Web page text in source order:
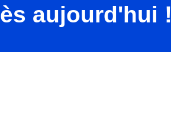
aujourd'hui !